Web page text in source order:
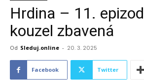
Hrdina – 11.
kouzel zbavená
Od Sleduj.online - 20. 3. 2025
Facebook Twitter